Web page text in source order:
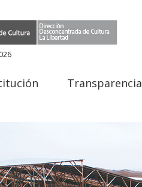
Transparencia